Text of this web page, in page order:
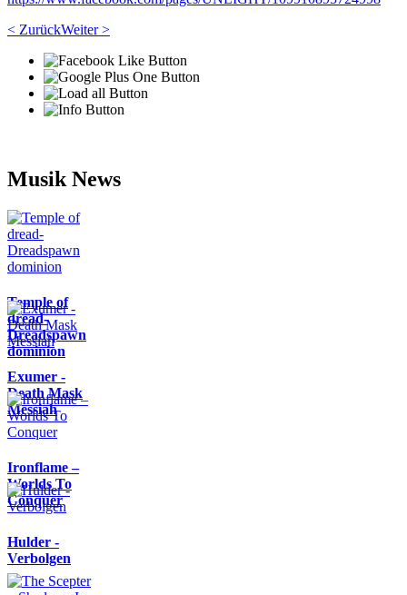
< ZurückWeiter >
Musik News
Temple of
dread-
Dreadspawn
dominion
Exumer -
Death Mask
Messiah
Ironflame –
Worlds To
Conquer
Hulder -
Verbolgen